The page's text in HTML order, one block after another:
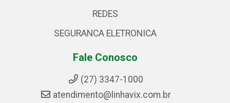
REDES
SEGURANCA ELETRONICA
Fale Conosco
(27) 3347-1000
atendimento@linhavix.com.br